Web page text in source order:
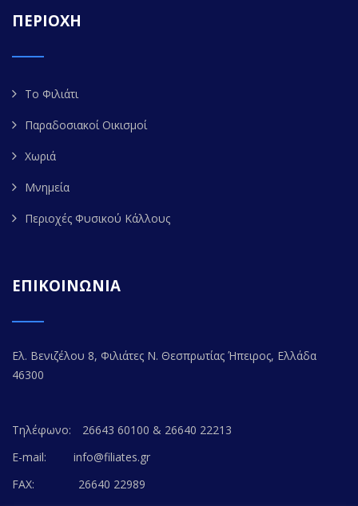
ΠΕΡΙΟΧΗ
Το Φιλιάτι
Παραδοσιακοί Οικισμοί
Χωριά
Μνημεία
Περιοχές Φυσικού Κάλλους
ΕΠΙΚΟΙΝΩΝΙΑ
Ελ. Βενιζέλου 8, Φιλιάτες Ν. Θεσπρωτίας Ήπειρος, Ελλάδα
46300
Τηλέφωνο:
26643 60100 & 26640 22213
E-mail:
info@filiates.gr
FAX:
26640 22989